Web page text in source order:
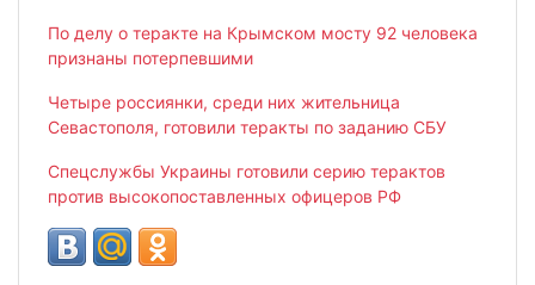
По делу о теракте на Крымском мосту 92 человека
признаны потерпевшими
Четыре россиянки, среди них жительница
Севастополя, готовили теракты по заданию СБУ
Спецслужбы Украины готовили серию терактов
против высокопоставленных офицеров РФ